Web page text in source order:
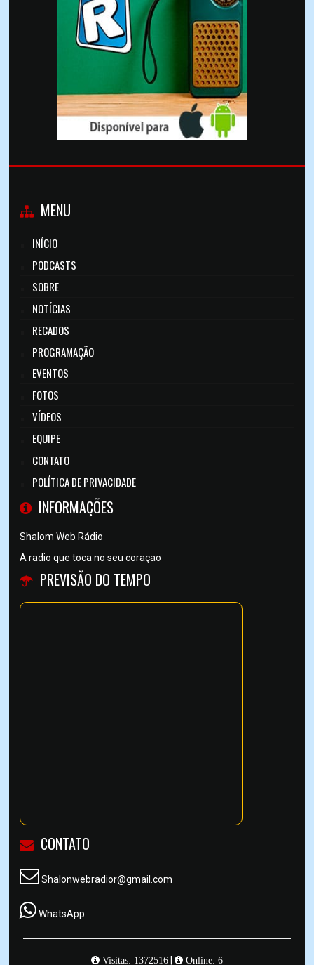
MENU
INÍCIO
PODCASTS
SOBRE
NOTÍCIAS
RECADOS
PROGRAMAÇÃO
EVENTOS
FOTOS
VÍDEOS
EQUIPE
CONTATO
POLÍTICA DE PRIVACIDADE
INFORMAÇÕES
Shalom Web Rádio
A radio que toca no seu coraçao
PREVISÃO DO TEMPO
CONTATO
Shalonwebradior@gmail.com
WhatsApp
Visitas: 1372516| Online: 6